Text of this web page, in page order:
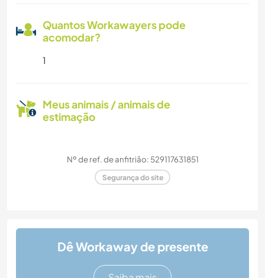
Quantos Workawayers pode
acomodar?
1
Meus animais / animais de
estimação
Nº de ref. de anfitrião: 529117631851
Segurança do site
Dê Workaway de presente